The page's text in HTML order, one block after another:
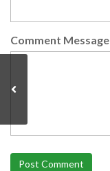
Comment Message
Post Comment